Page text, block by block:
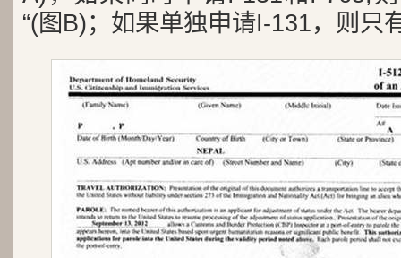
“(图B)；如果单独申请I-131，则只